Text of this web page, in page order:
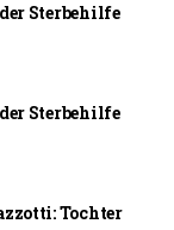
Sterbehilfe
Sterbehilfe
Tochter